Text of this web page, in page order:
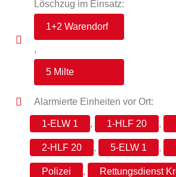
Löschzug im Einsatz:
1+2 Warendorf
,
5 Milte
Alarmierte Einheiten vor Ort:
1-ELW 1 , 1-HLF 20 ,
2-HLF 20 , 5-ELW 1 ,
Polizei , Rettungsdienst